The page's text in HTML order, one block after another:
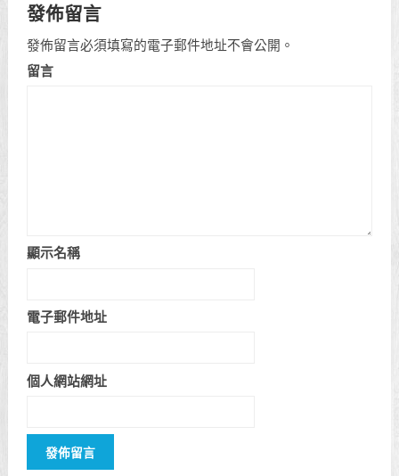
發佈留言
發佈留言必須填寫的電子郵件地址不會公開。
留言
顯示名稱
電子郵件地址
個人網站網址